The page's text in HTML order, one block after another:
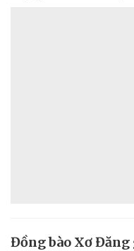
Đồng bào Xơ Đăng